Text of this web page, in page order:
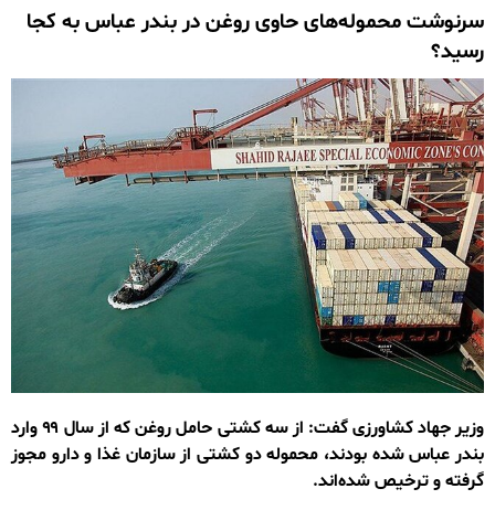
سرنوشت محموله‌های حاوی روغن در بندر عباس به کجا
رسید؟
وزیر جهاد کشاورزی گفت: از سه کشتی حامل روغن که از سال ۹۹ وارد
بندر عباس شده بودند، محموله دو کشتی از سازمان غذا و دارو مجوز
گرفته و ترخیص شده‌اند.